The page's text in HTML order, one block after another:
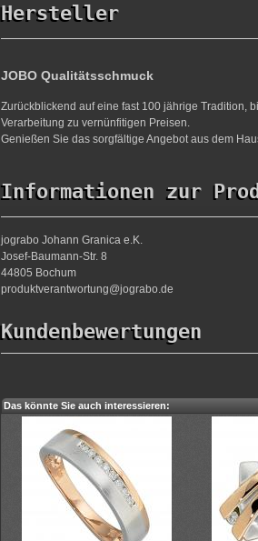
Hersteller
JOBO Qualitätsschmuck
Zurückblickend auf eine fast 100 jährige Tradition,
Verarbeitung zu vernünfitigen Preisen.
Genießen Sie das sorgfältige Angebot aus dem
Informationen zur
jograbo Johann Granica e.K.
Josef-Baumann-Str. 8
44805 Bochum
produktverantwortung@jograbo.de
Kundenbewertungen
Das könnte Sie auch interessieren: